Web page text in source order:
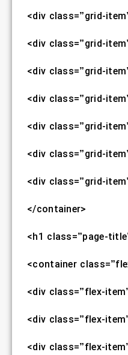
<div class=”grid-
<div class=”grid-
<div class=”grid-
<div class=”grid-
<div class=”grid-
<div class=”grid-
<div class=”grid-
</container>
<h1 class=”page-
<container
<div class=”flex-
<div class=”flex-
<div class=”flex-